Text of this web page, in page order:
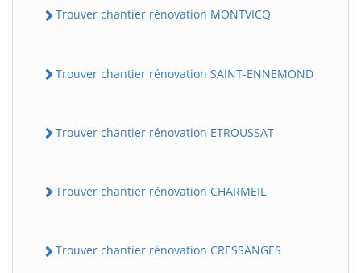
Trouver chantier rénovation MONTVICQ
Trouver chantier rénovation SAINT-ENNEMOND
Trouver chantier rénovation ETROUSSAT
Trouver chantier rénovation CHARMEIL
Trouver chantier rénovation CRESSANGES